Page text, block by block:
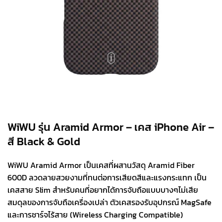
WiWU รุ่น Aramid Armor – เคส iPhone Air –
สี Black & Gold
WiWU Aramid Armor เป็นเคสที่ผสานวัสดุ Aramid Fiber
600D ลวดลายสวยงามที่ทนต่อการเสียดสีและแรงกระแทก เป็น
เคสสาย Slim สำหรับคนที่อยากได้การจับถือแบบบางๆไม่เสีย
สมดุลของการจับถือเครื่องเปล่า ตัวเคสรองรับอุปกรณ์ MagSafe
และการชาร์จไร้สาย (Wireless Charging Compatible)